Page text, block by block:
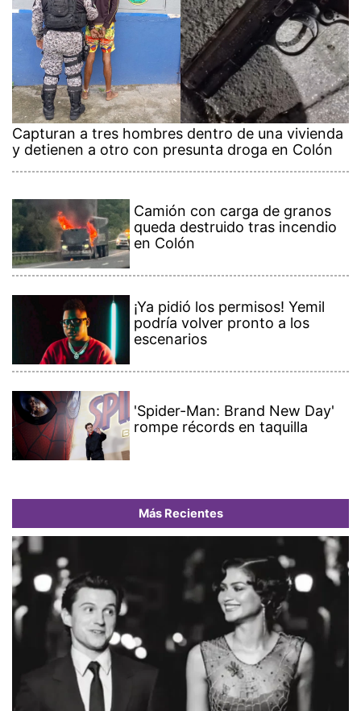
Capturan a tres hombres dentro de una vivienda
y detienen a otro con presunta droga en Colón
Camión con carga de granos
queda destruido tras incendio
en Colón
¡Ya pidió los permisos! Yemil
podría volver pronto a los
escenarios
'Spider-Man: Brand New Day'
rompe récords en taquilla
Más Recientes